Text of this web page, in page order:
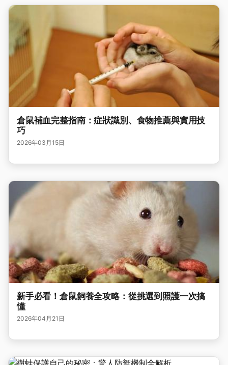
倉鼠補血完整指南：症狀識別、食物推薦與實用技
巧
2026年03月15日
新手必看！倉鼠飼養全攻略：從挑選到照護一次搞
懂
2026年04月21日